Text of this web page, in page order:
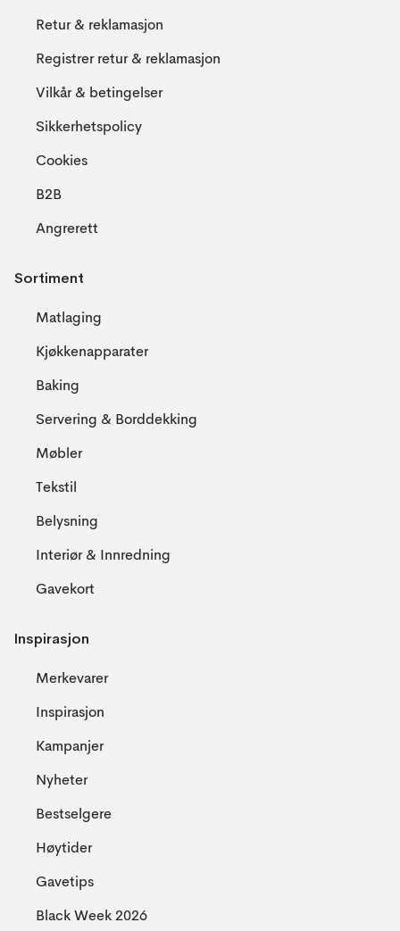
Retur & reklamasjon
Registrer retur & reklamasjon
Vilkår & betingelser
Sikkerhetspolicy
Cookies
B2B
Angrerett
Sortiment
Matlaging
Kjøkkenapparater
Baking
Servering & Borddekking
Møbler
Tekstil
Belysning
Interiør & Innredning
Gavekort
Inspirasjon
Merkevarer
Inspirasjon
Kampanjer
Nyheter
Bestselgere
Høytider
Gavetips
Black Week 2026